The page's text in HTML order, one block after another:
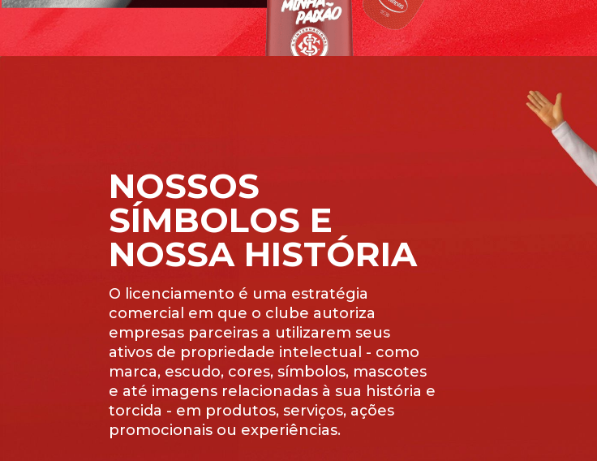
NOSSOS
SÍMBOLOS E
NOSSA HISTÓRIA
O licenciamento é uma estratégia
comercial em que o clube autoriza
empresas parceiras a utilizarem seus
ativos de propriedade intelectual - como
marca, escudo, cores, símbolos, mascotes
e até imagens relacionadas à sua história e
torcida - em produtos, serviços, ações
promocionais ou experiências.